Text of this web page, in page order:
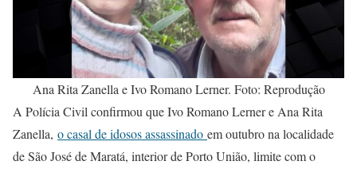
Ana Rita Zanella e Ivo Romano Lerner. Foto: Reprodução
A Polícia Civil confirmou que Ivo Romano Lerner e Ana Rita
Zanella, o casal de idosos assassinado em outubro na localidade
de São José de Maratá, interior de Porto União, limite com o